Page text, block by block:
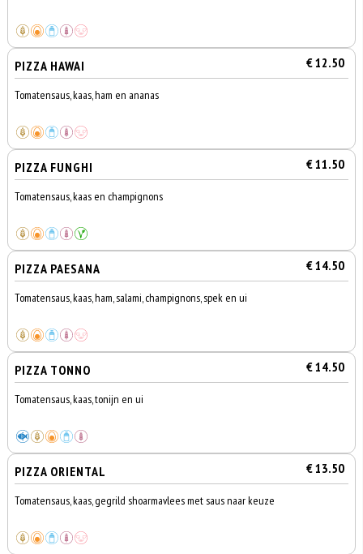
PIZZA HAWAI € 12.50
Tomatensaus, kaas, ham en ananas
PIZZA FUNGHI € 11.50
Tomatensaus, kaas en champignons
PIZZA PAESANA € 14.50
Tomatensaus, kaas, ham, salami, champignons, spek en ui
PIZZA TONNO € 14.50
Tomatensaus, kaas, tonijn en ui
PIZZA ORIENTAL € 13.50
Tomatensaus, kaas, gegrild shoarmavlees met saus naar keuze